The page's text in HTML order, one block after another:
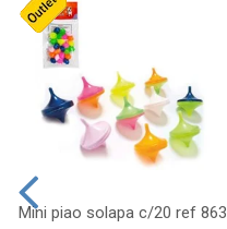
Mini piao solapa c/20 ref 863